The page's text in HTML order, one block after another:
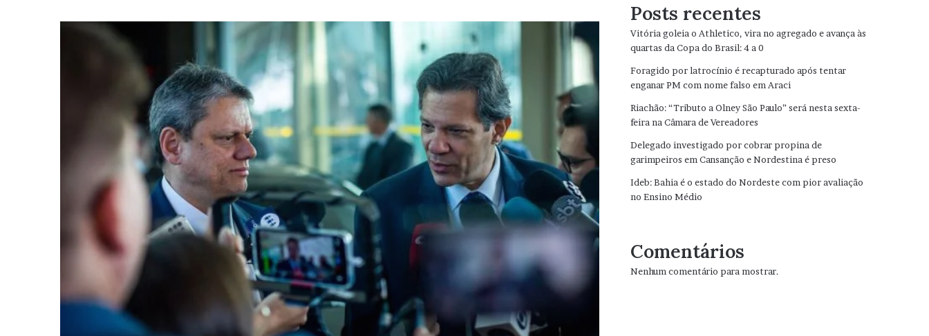
Posts recentes
Vitória goleia o Athletico, vira no agregado e avança às
quartas da Copa do Brasil: 4 a 0
Foragido por latrocínio é recapturado após tentar
enganar PM com nome falso em Araci
Riachão: “Tributo a Olney São Paulo” será nesta sexta-
feira na Câmara de Vereadores
Delegado investigado por cobrar propina de
garimpeiros em Cansanção e Nordestina é preso
Ideb: Bahia é o estado do Nordeste com pior avaliação
no Ensino Médio
Comentários
Nenhum comentário para mostrar.